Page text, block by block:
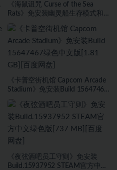
《海鼠诅咒 Curse of the Sea
Rats》免安装幽灵船生存模式和
GB][百度网盘]
《卡普空街机馆 Capcom Arcade
Stadium》免安装Build 15647467
《夜弦酒吧员工守则》免安装
Build.15937952 STEAM官方中文